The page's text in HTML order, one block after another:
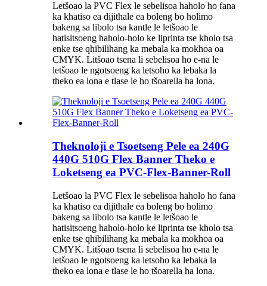
Letšoao la PVC Flex le sebelisoa haholo ho fana
ka khatiso ea dijithale ea boleng bo holimo
bakeng sa libolo tsa kantle le letšoao le
hatisitsoeng haholo-holo ke liprinta tse kholo tsa
enke tse qhibilihang ka mebala ka mokhoa oa
CMYK. Litšoao tsena li sebelisoa ho e-na le
letšoao le ngotsoeng ka letsoho ka lebaka la
theko ea lona e tlase le ho tšoarella ha lona.
Theknoloji e Tsoetseng Pele ea 240G
440G 510G Flex Banner Theko e
Loketseng ea PVC-Flex-Banner-Roll
Letšoao la PVC Flex le sebelisoa haholo ho fana
ka khatiso ea dijithale ea boleng bo holimo
bakeng sa libolo tsa kantle le letšoao le
hatisitsoeng haholo-holo ke liprinta tse kholo tsa
enke tse qhibilihang ka mebala ka mokhoa oa
CMYK. Litšoao tsena li sebelisoa ho e-na le
letšoao le ngotsoeng ka letsoho ka lebaka la
theko ea lona e tlase le ho tšoarella ha lona.